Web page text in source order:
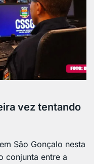
vez tentando
São Gonçalo nesta
conjunta entre a